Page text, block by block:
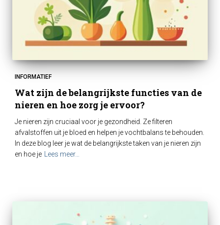
INFORMATIEF
Wat zijn de belangrijkste functies van de
nieren en hoe zorg je ervoor?
Je nieren zijn cruciaal voor je gezondheid. Ze filteren
afvalstoffen uit je bloed en helpen je vochtbalans te behouden.
In deze blog leer je wat de belangrijkste taken van je nieren zijn
en hoe je
Lees meer…